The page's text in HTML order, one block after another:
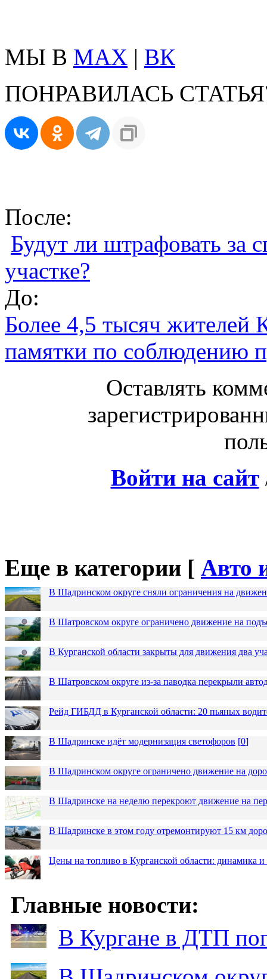
МЫ В MAX | ВК
ПОНРАВИЛАСЬ
После:
Будут ли штрафовать за
участке?
До:
Более 4,5 тысяч жителей
памятки по соблюдению
Оставлять
Войти на сайт
Еще в категории [ Авто
В Шадринском округе сняли ограничения на
В Шатровском округе ограничено движение на
В Курганской области закрыты для движения два
В Шатровском округе из-за паводка перекрыли
Рейд ГИБДД в Курганской области: 20 пьяных
В Шадринске идёт модернизация светофоров [0]
В Шадринском округе ограничено движение на
В Шадринске на неделю перекроют движение на
В Шадринске в этом году отремонтируют 15 км
Цены на топливо в Курганской области: динамика и
Главные новости:
В Кургане в ДТП